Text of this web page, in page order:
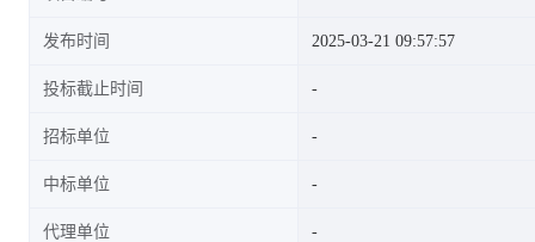
发布时间 2025-03-21 09:57:57
投标截止时间
招标单位
中标单位
代理单位